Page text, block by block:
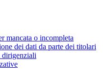
mancata o incompleta
dei dati da parte dei titolari